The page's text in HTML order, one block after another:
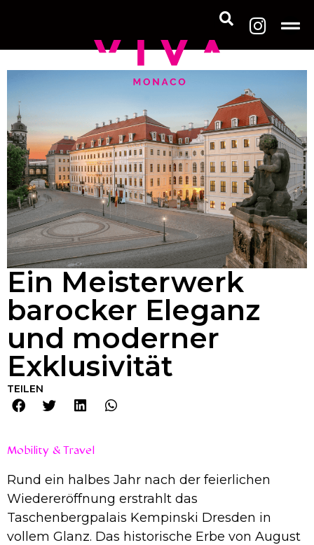
Ein Meisterwerk
barocker Eleganz
und moderner
Exklusivität
TEILEN
Mobility & Travel
Rund ein halbes Jahr nach der feierlichen
Wiedereröffnung erstrahlt das
Taschenbergpalais Kempinski Dresden in
vollem Glanz. Das historische Erbe von August